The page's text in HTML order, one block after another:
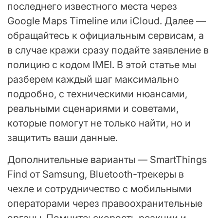
последнего известного места через
Google Maps Timeline или iCloud. Далее —
обращайтесь к официальным сервисам, а
в случае кражи сразу подайте заявление в
полицию с кодом IMEI. В этой статье мы
разберем каждый шаг максимально
подробно, с техническими нюансами,
реальными сценариями и советами,
которые помогут не только найти, но и
защитить ваши данные.
Дополнительные варианты — SmartThings
Find от Samsung, Bluetooth-трекеры в
чехле и сотрудничество с мобильными
операторами через правоохранительные